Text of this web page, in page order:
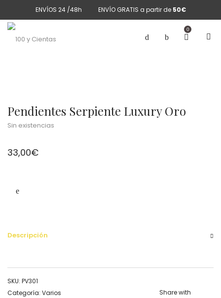
ENVÍOS 24 /48h ENVÍO GRATIS a partir de 50€
0
Pendientes Serpiente Luxury Oro
Sin existencias
33,00€
Descripción
SKU: PV301
Categoría: Varios
Share with